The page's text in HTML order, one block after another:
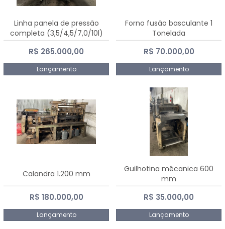
Linha panela de pressão
completa (3,5/4,5/7,0/10l)
R$ 265.000,00
Lançamento
Forno fusão basculante 1
Tonelada
R$ 70.000,00
Lançamento
Calandra 1.200 mm
R$ 180.000,00
Lançamento
Guilhotina mêcanica 600
mm
R$ 35.000,00
Lançamento